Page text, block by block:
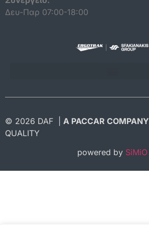
Δευ-Παρ 07:00-18:00
© 2026 DAF | A PACCAR COMPANY
QUALITY
powered by SiMiO